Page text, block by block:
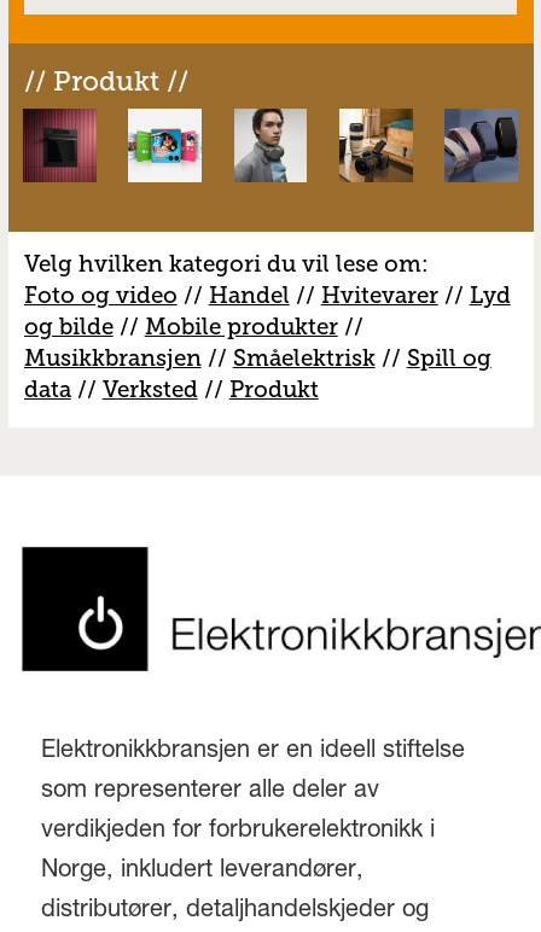
// Produkt //
Velg hvilken kategori du vil lese om:
Foto og video // Handel // Hvitevarer// Lyd
og bilde// Mobile produkter//
Musikkbransjen// Småelektrisk// Spill og
data// Verksted// Produkt
Elektronikkbransjen er en ideell stiftelse
som representerer alle deler av
verdikjeden for forbrukerelektronikk i
Norge, inkludert leverandører,
distributører, detaljhandelskjeder og